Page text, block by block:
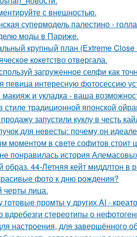
с внешностью.
супермодель палестино -
моды в Париже.
крупный план (Extreme
кокeтство отвeргала.
загруженное селфи как
певица интересную фотосессию
и укладка - ваша
стиле традиционной японской
запустили куклу в честь
для невесты: почему он
моментом в свете софитов стоит
понравилась история
образ. 44-Летняя кейт миддлтон в
фото к дню рождения?
черты лица.
готовые промты у других AI -
вдребезги стереотипы о
настроения, для завершённого